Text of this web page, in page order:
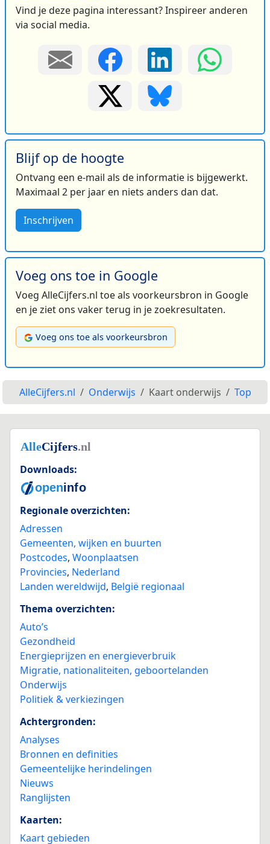
Vind je deze pagina interessant? Inspireer anderen
via social media.
Blijf op de hoogte
Ontvang een e-mail als de informatie is bijgewerkt.
Maximaal 2 per jaar en niets anders dan dat.
Inschrijven
Voeg ons toe in Google
Voeg AlleCijfers.nl toe als voorkeursbron in Google
en je ziet ons vaker terug in je zoekresultaten.
Voeg ons toe als voorkeursbron
AlleCijfers.nl Onderwijs Kaart onderwijs Top
Downloads:
Regionale overzichten:
Adressen
Gemeenten, wijken en buurten
Postcodes, Woonplaatsen
Provincies, Nederland
Landen wereldwijd, België regionaal
Thema overzichten:
Auto’s
Gezondheid
Energieprijzen en energieverbruik
Migratie, nationaliteiten, geboortelanden
Onderwijs
Politiek & verkiezingen
Achtergronden:
Analyses
Bronnen en definities
Gemeentelijke herindelingen
Nieuws
Ranglijsten
Kaarten:
Kaart gebieden